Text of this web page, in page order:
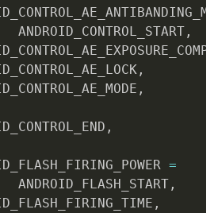
ANDROID_CONTROL_START
,
,
,
,
=
ANDROID_FLASH_START
,
,